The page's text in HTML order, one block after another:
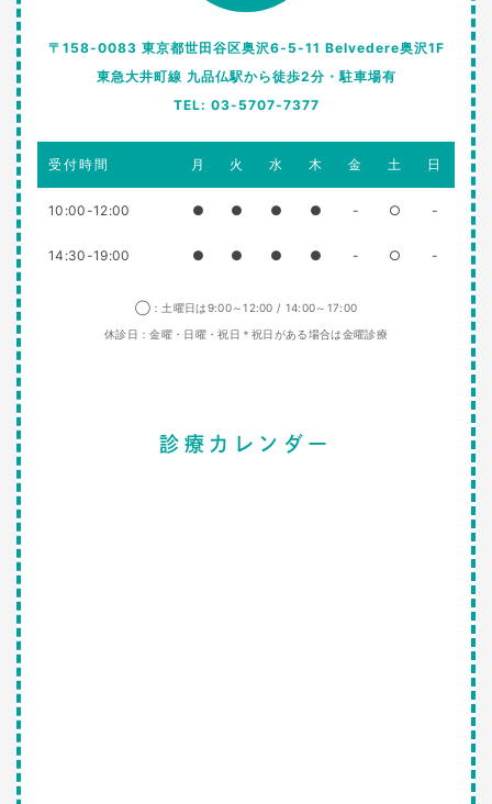
〒158-0083 東京都世田谷区奥沢6-5-11 Belvedere奥沢1F
東急大井町線 九品仏駅から徒歩2分・駐車場有
TEL: 03-5707-7377
受付時間 月 火 水 木 金 土 日
10:00-12:00 ● ● ● ● - ○ -
14:30-19:00 ● ● ● ● - ○ -
◯：土曜日は9:00～12:00 / 14:00～17:00
休診日：金曜・日曜・祝日＊祝日がある場合は金曜診療
診療カレンダー